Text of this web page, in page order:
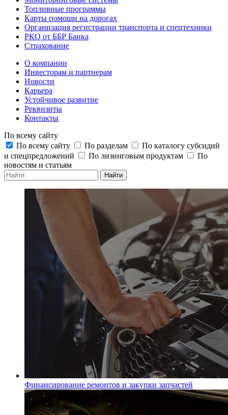
Топливные программы
Карты помощи на дорогах
Организация регистрации транспорта и спецтехники
РКО от ББР Банка
Страхование
О компании
Инвесторам и партнерам
Новости
Карьера
Устойчивое развитие
Реквизиты
Контакты
По всему сайту
По всему сайту
По разделам
По каталогу субсидий
и спецпредложений
По лизинговым продуктам
По
новостям и статьям
Найти
Финансирование ремонтов и закупки запчастей